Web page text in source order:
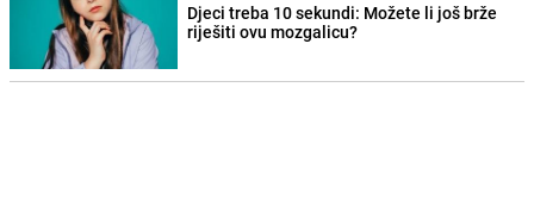
Djeci treba 10 sekundi: Možete li još brže
riješiti ovu mozgalicu?